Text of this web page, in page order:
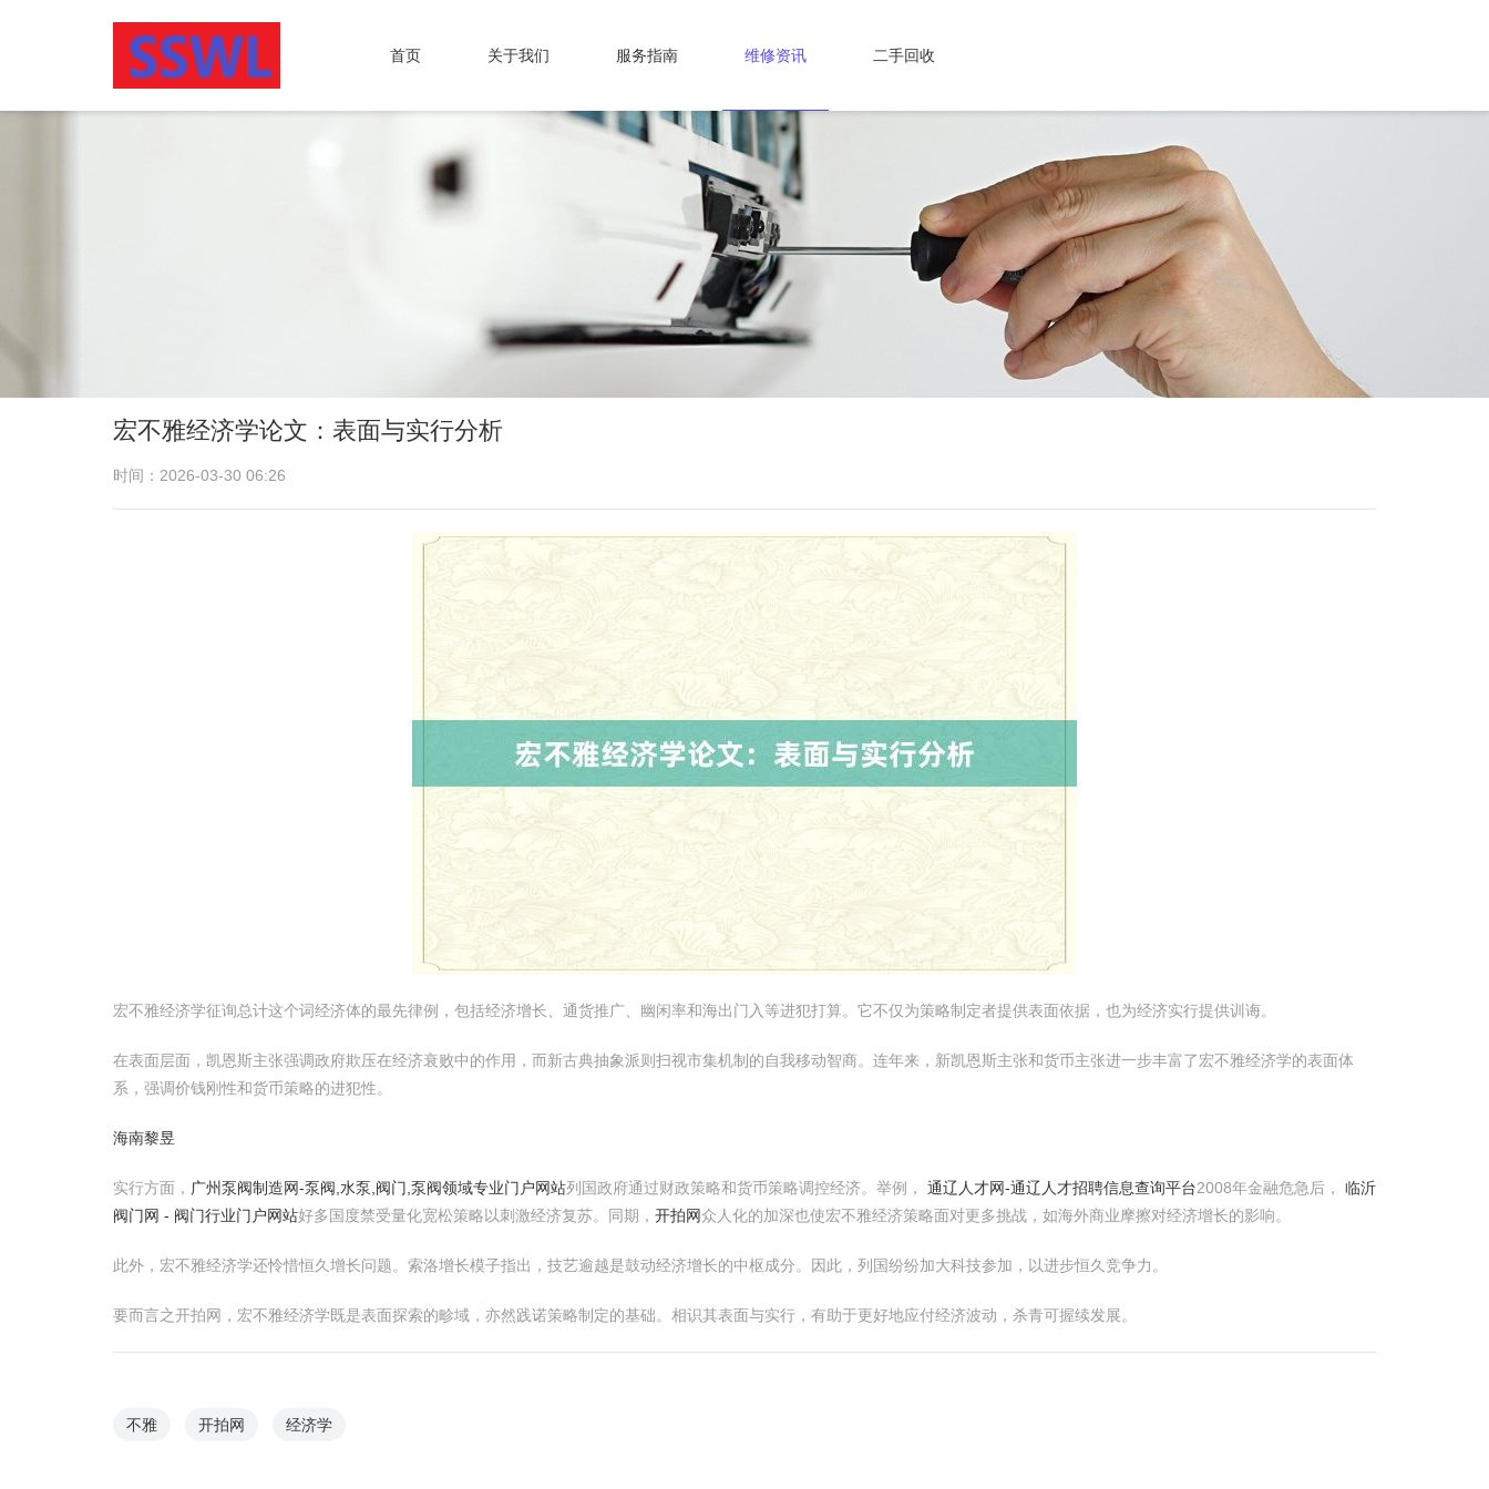
首页 关于我们 服务指南 维修资讯 二手回收
宏不雅经济学论文：表面与实行分析
时间：2026-03-30 06:26
宏不雅经济学征询总计这个词经济体的最先律例，包括经济增长、通货推广、幽闲率和海出门入等进犯打算。它不仅为策略制定者提供表面依据，也为经济实行提供训诲。
在表面层面，凯恩斯主张强调政府欺压在经济衰败中的作用，而新古典抽象派则扫视市集机制的自我移动智商。连年来，新凯恩斯主张和货币主张进一步丰富了宏不雅经济学的表面体
系，强调价钱刚性和货币策略的进犯性。
海南黎昱
实行方面， 广州泵阀制造网-泵阀,水泵,阀门,泵阀领域专业门户网站列国政府通过财政策略和货币策略调控经济。举例， 通辽人才网-通辽人才招聘信息查询平台2008年金融危急后， 临沂
阀门网 - 阀门行业门户网站好多国度禁受量化宽松策略以刺激经济复苏。同期， 开拍网众人化的加深也使宏不雅经济策略面对更多挑战，如海外商业摩擦对经济增长的影响。
此外，宏不雅经济学还怜惜恒久增长问题。索洛增长模子指出，技艺逾越是鼓动经济增长的中枢成分。因此，列国纷纷加大科技参加，以进步恒久竞争力。
要而言之开拍网，宏不雅经济学既是表面探索的畛域，亦然践诺策略制定的基础。相识其表面与实行，有助于更好地应付经济波动，杀青可握续发展。
不雅 开拍网 经济学